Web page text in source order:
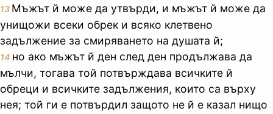
13 Мъжът й може да утвърди, и мъжът й може да
унищожи всеки обрек и всяко клетвено
задължение за смиряването на душата й;
14 но ако мъжът й ден след ден продължава да
мълчи, тогава той потвърждава всичките й
обреци и всичките задължения, които са върху
нея; той ги е потвърдил защото не й е казал нищо